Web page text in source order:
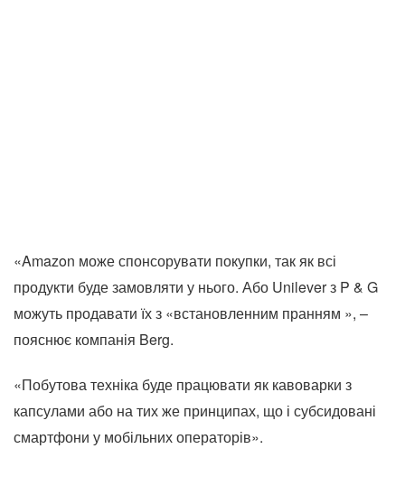
«Amazon може спонсорувати покупки, так як всі
продукти буде замовляти у нього. Або Unilever з P & G
можуть продавати їх з «встановленним пранням », –
пояснює компанія Berg.
«Побутова техніка буде працювати як кавоварки з
капсулами або на тих же принципах, що і субсидовані
смартфони у мобільних операторів».